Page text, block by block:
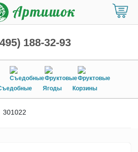
188-32-93
Ягоды Корзины
301022